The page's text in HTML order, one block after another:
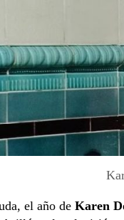
el año de Karen